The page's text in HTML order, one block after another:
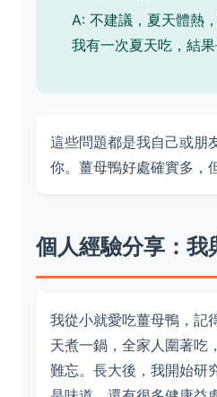
A: 不建議，夏天體熱
我有一次夏天吃，結果
這些問題都是我自己或朋
你。薑母鴨好處確實多，
個人經驗分享：
我從小就愛吃薑母鴨，記
天煮一鍋，全家人圍著吃
難忘。長大後，我開始研